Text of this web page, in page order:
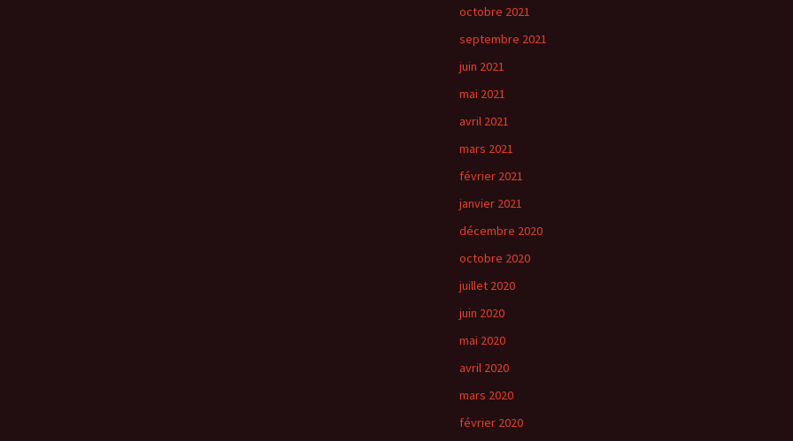
octobre 2021
septembre 2021
juin 2021
mai 2021
avril 2021
mars 2021
février 2021
janvier 2021
décembre 2020
octobre 2020
juillet 2020
juin 2020
mai 2020
avril 2020
mars 2020
février 2020